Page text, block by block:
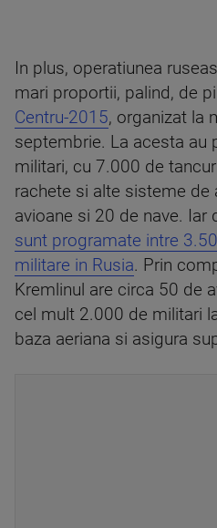
In plus, operatiunea
mari proportii, palind, de
Centru-2015, organizat la
septembrie. La acesta au
militari, cu 7.000 de
rachete si alte sisteme de
avioane si 20 de nave. Iar
sunt programate intre
militare in Rusia. Prin
Kremlinul are circa 50 de
cel mult 2.000 de militari
baza aeriana si asigura